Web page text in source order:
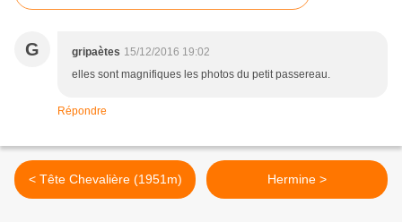
G gripaètes 15/12/2016 19:02
elles sont magnifiques les photos du petit passereau.
Répondre
< Tête Chevalière (1951m) Hermine >